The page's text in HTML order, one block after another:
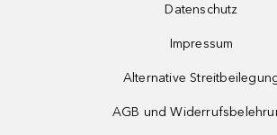
Datenschutz
Impressum
Alternative
AGB und